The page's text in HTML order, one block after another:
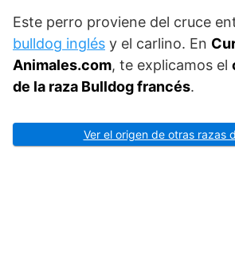
Este perro proviene del cruce
bulldog inglés y el carlino. En
Animales.com, te explicamos el
de la raza Bulldog francés.
Ver el origen de otras razas